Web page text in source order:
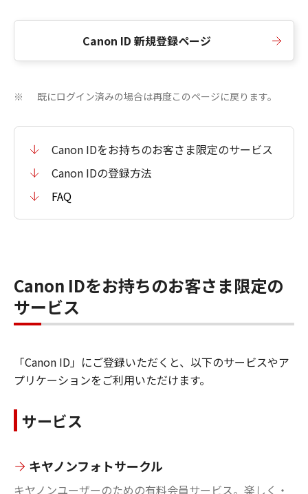
Canon ID 新規登録ページ
※ 既にログイン済みの場合は再度このページに戻ります。
Canon IDをお持ちのお客さま限定のサービス
Canon IDの登録方法
FAQ
Canon IDをお持ちのお客さま限定の
サービス
「Canon ID」にご登録いただくと、以下のサービスやア
プリケーションをご利用いただけます。
サービス
キヤノンフォトサークル
キヤノンユーザーのための有料会員サービス。楽しく・